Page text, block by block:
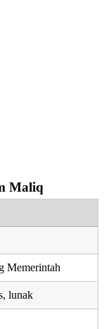
Maliq
Memerintah
lunak